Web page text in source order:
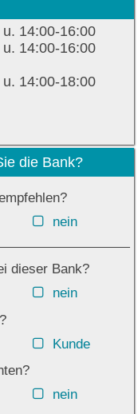
14:00-16:00
14:00-16:00
14:00-18:00
die Bank?
nein
dieser Bank?
nein
Kunde
nein